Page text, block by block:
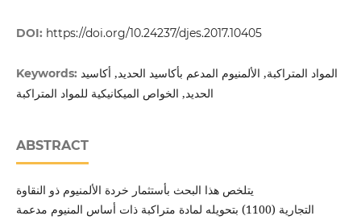
DOI: https://doi.org/10.24237/djes.2017.10405
Keywords: المواد المتراكبة, الألمنيوم المدعم بأكاسيد الحديد, أكاسيد
الحديد, الخواص الميكانيكية للمواد المتراكبة
ABSTRACT
يتلخص هذا البحث بأستثمار خردة الألمنيوم ذو النقاوة
التجارية (1100) بتحويله لمادة متراكبة ذات أساس المنيوم مدعمة